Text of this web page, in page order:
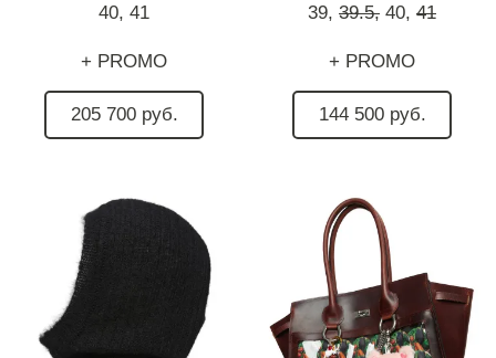
40, 41
+ PROMO
205 700 руб.
39, 39.5, 40, 41
+ PROMO
144 500 руб.